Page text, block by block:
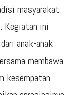
masyarakat
Kegiatan ini
anak-anak
membawa
kesempatan